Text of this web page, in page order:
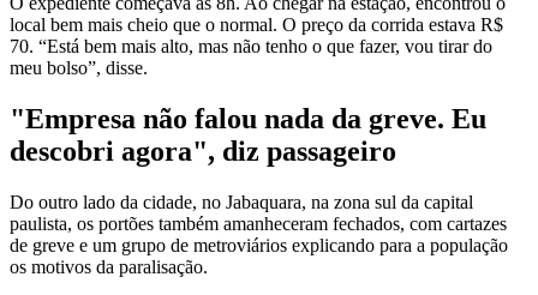
local bem mais cheio que o normal. O preço da corrida estava R$
70. “Está bem mais alto, mas não tenho o que fazer, vou tirar do
meu bolso”, disse.
"Empresa não falou nada da greve. Eu
descobri agora", diz passageiro
Do outro lado da cidade, no Jabaquara, na zona sul da capital
paulista, os portões também amanheceram fechados, com cartazes
de greve e um grupo de metroviários explicando para a população
os motivos da paralisação.